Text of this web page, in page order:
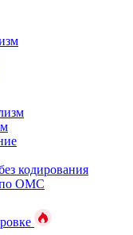
кодирования
по ОМС